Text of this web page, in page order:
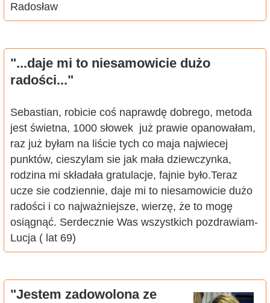
Radosław
"...daje mi to niesamowicie dużo
radości..."
Sebastian, robicie coś naprawdę dobrego, metoda
jest świetna, 1000 słowek już prawie opanowałam,
raz już byłam na liście tych co maja najwiecej
punktów, cieszylam sie jak mała dziewczynka,
rodzina mi składała gratulacje, fajnie było.Teraz
ucze sie codziennie, daje mi to niesamowicie dużo
radości i co najważniejsze, wierzę, że to mogę
osiągnąć. Serdecznie Was wszystkich pozdrawiam-
Lucja ( lat 69)
"Jestem zadowolona ze